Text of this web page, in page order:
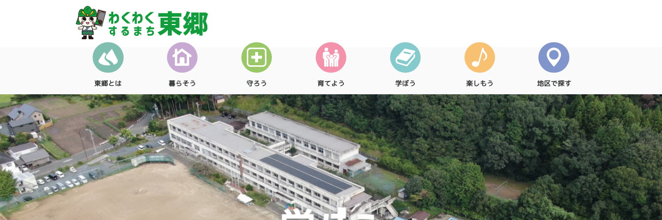
東郷とは 暮らそう 守ろう 育てよう 学ぼう 楽しもう 地区で探す